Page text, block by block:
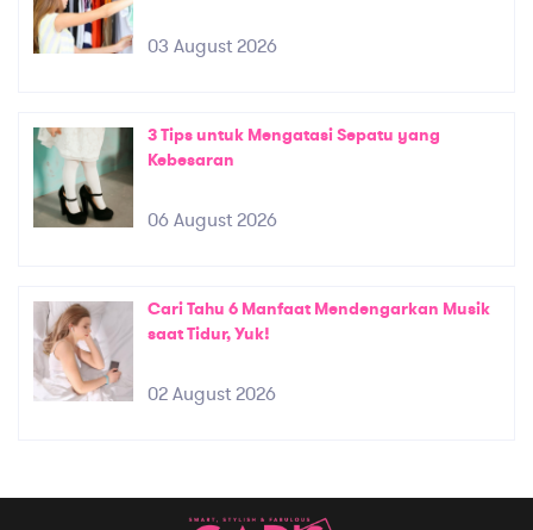
03 August 2026
3 Tips untuk Mengatasi Sepatu yang
Kebesaran
06 August 2026
Cari Tahu 6 Manfaat Mendengarkan Musik
saat Tidur, Yuk!
02 August 2026